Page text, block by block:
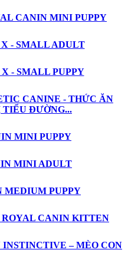
CANIN MINI PUPPY
- SMALL ADULT
- SMALL PUPPY
CANINE - THỨC ĂN
TIỂU ĐƯỜNG...
MINI PUPPY
MINI ADULT
MEDIUM PUPPY
CANIN KITTEN
– MÈO CON